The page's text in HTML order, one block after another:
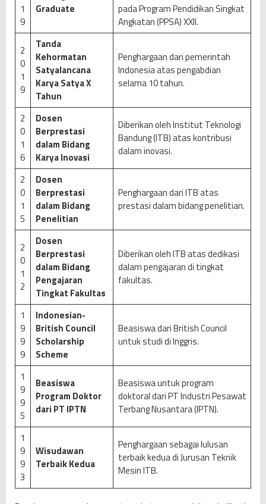
1
9
Graduate
pada Program Pendidikan Singkat
Angkatan (PPSA) XXII.
2
0
1
9
Tanda
Kehormatan
Satyalancana
Karya Satya X
Tahun
Penghargaan dari pemerintah
Indonesia atas pengabdian
selama 10 tahun.
2
0
1
6
Dosen
Berprestasi
dalam Bidang
Karya Inovasi
Diberikan oleh Institut Teknologi
Bandung (ITB) atas kontribusi
dalam inovasi.
2
0
1
5
Dosen
Berprestasi
dalam Bidang
Penelitian
Penghargaan dari ITB atas
prestasi dalam bidang penelitian.
2
0
1
2
Dosen
Berprestasi
dalam Bidang
Pengajaran
Tingkat Fakultas
Diberikan oleh ITB atas dedikasi
dalam pengajaran di tingkat
fakultas.
1
9
9
9
Indonesian-
British Council
Scholarship
Scheme
Beasiswa dari British Council
untuk studi di Inggris.
1
9
9
5
Beasiswa
Program Doktor
dari PT IPTN
Beasiswa untuk program
doktoral dari PT Industri Pesawat
Terbang Nusantara (IPTN).
1
9
9
3
Wisudawan
Terbaik Kedua
Penghargaan sebagai lulusan
terbaik kedua di Jurusan Teknik
Mesin ITB.